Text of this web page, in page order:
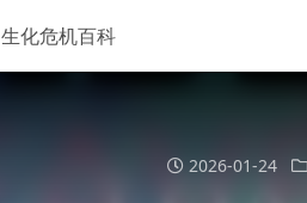
生化危机百科
2026-01-24